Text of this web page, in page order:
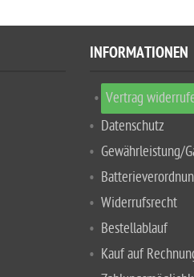
INFORMATIONEN
Vertrag
Datenschutz
Gewährleistung/
Widerrufsrecht
Bestellablauf
Kauf auf